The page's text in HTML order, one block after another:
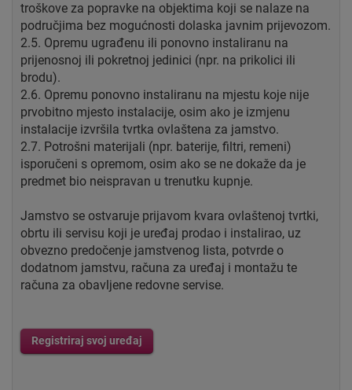
troškove za popravke na objektima koji se nalaze na
područjima bez mogućnosti dolaska javnim prijevozom.
2.5. Opremu ugrađenu ili ponovno instaliranu na
prijenosnoj ili pokretnoj jedinici (npr. na prikolici ili
brodu).
2.6. Opremu ponovno instaliranu na mjestu koje nije
prvobitno mjesto instalacije, osim ako je izmjenu
instalacije izvršila tvrtka ovlaštena za jamstvo.
2.7. Potrošni materijali (npr. baterije, filtri, remeni)
isporučeni s opremom, osim ako se ne dokaže da je
predmet bio neispravan u trenutku kupnje.
Jamstvo se ostvaruje prijavom kvara ovlaštenoj tvrtki,
obrtu ili servisu koji je uređaj prodao i instalirao, uz
obvezno predočenje jamstvenog lista, potvrde o
dodatnom jamstvu, računa za uređaj i montažu te
računa za obavljene redovne servise.
Registriraj svoj uređaj